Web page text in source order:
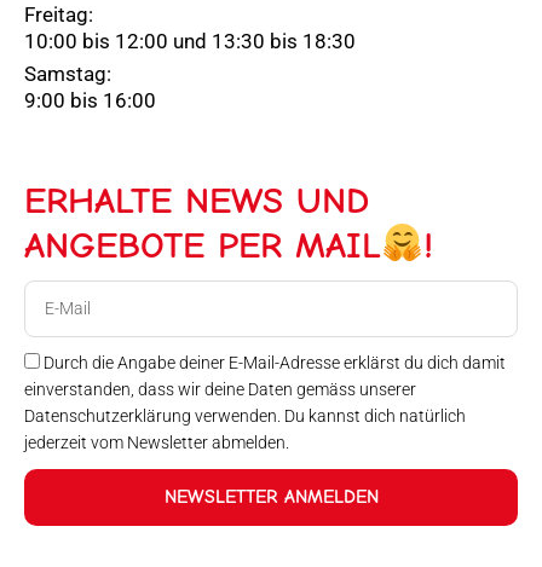
Freitag:
10:00 bis 12:00 und 13:30 bis 18:30
Samstag:
9:00 bis 16:00
ERHALTE NEWS UND
ANGEBOTE PER MAIL
!
Durch die Angabe deiner E-Mail-Adresse erklärst du dich damit
einverstanden, dass wir deine Daten gemäss unserer
Datenschutzerklärung verwenden. Du kannst dich natürlich
jederzeit vom Newsletter abmelden.
NEWSLETTER ANMELDEN